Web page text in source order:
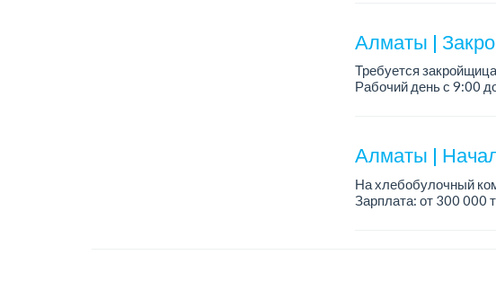
Алматы |
Требуется
Рабочий день с 9:00
Алматы |
На хлебобулочный
Зарплата: от 300 000